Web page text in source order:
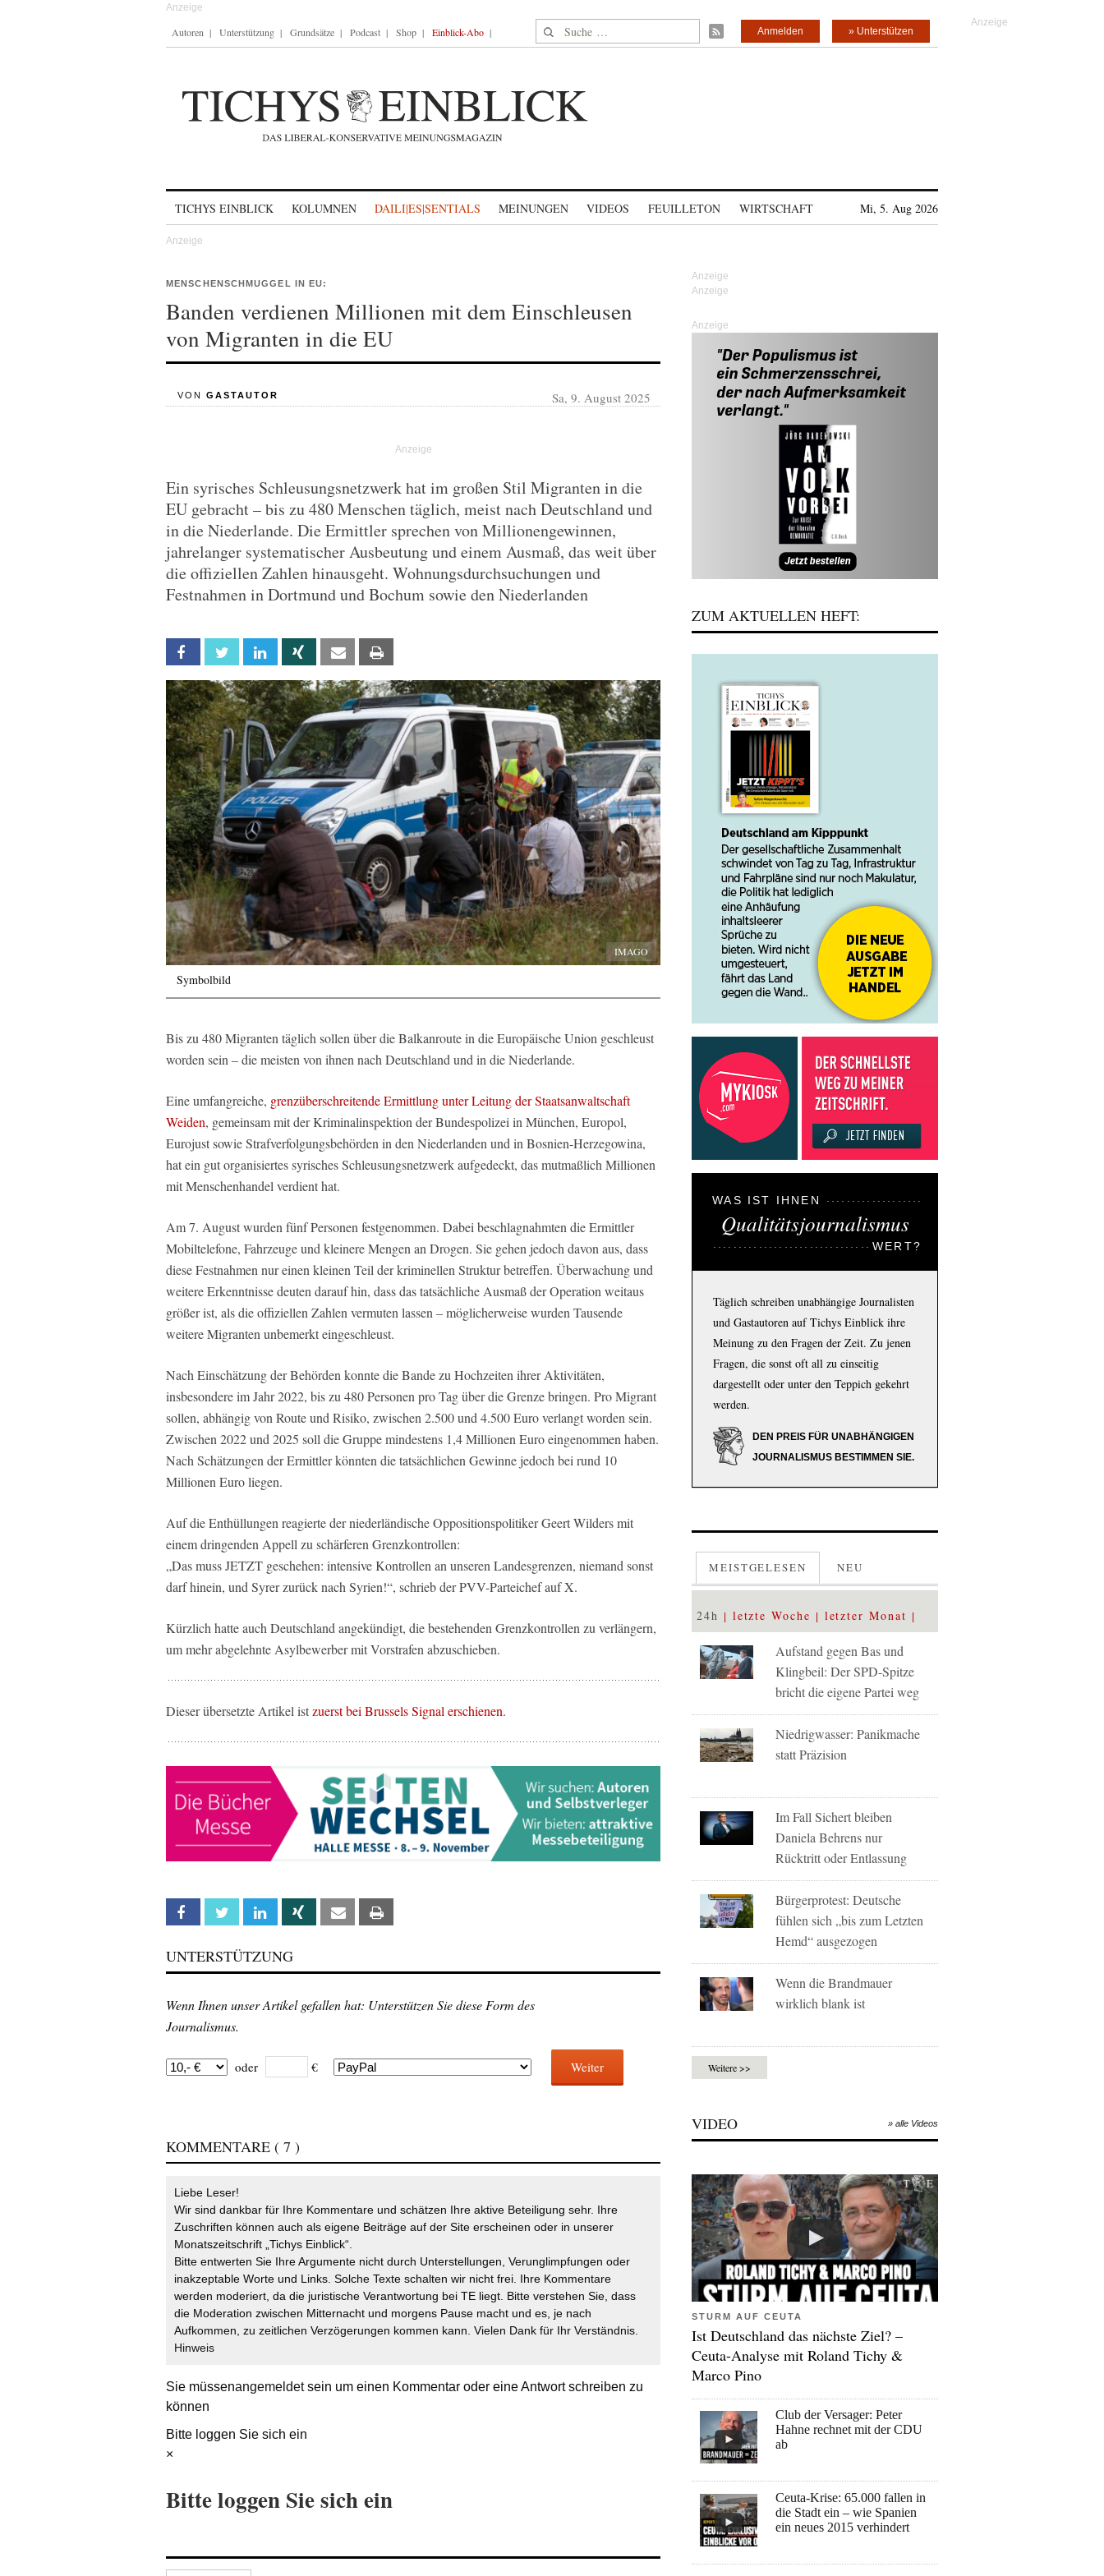
Autoren Unterstützung Grundsätze Podcast Shop Einblick-Abo Suche nach: » Unterstützen
Anmelden
TICHYS EINBLICK KOLUMNEN DAILI|ES|SENTIALS MEINUNGEN VIDEOS FEUILLETON WIRTSCHAFT Mi, 5. Aug 2026
MENSCHENSCHMUGGEL IN EU:
Banden verdienen Millionen mit dem Einschleusen
von Migranten in die EU
VON GASTAUTOR Sa, 9. August 2025
Ein syrisches Schleusungsnetzwerk hat im großen Stil Migranten in die
EU gebracht – bis zu 480 Menschen täglich, meist nach Deutschland und
in die Niederlande. Die Ermittler sprechen von Millionengewinnen,
jahrelanger systematischer Ausbeutung und einem Ausmaß, das weit über
die offiziellen Zahlen hinausgeht. Wohnungsdurchsuchungen und
Festnahmen in Dortmund und Bochum sowie den Niederlanden
Facebook Twitter Linkedin Xing Email
IMAGO
Symbolbild
Bis zu 480 Migranten täglich sollen über die Balkanroute in die Europäische Union geschleust
worden sein – die meisten von ihnen nach Deutschland und in die Niederlande.
Eine umfangreiche, grenzüberschreitende Ermittlung unter Leitung der Staatsanwaltschaft
Weiden, gemeinsam mit der Kriminalinspektion der Bundespolizei in München, Europol,
Eurojust sowie Strafverfolgungsbehörden in den Niederlanden und in Bosnien-Herzegowina,
hat ein gut organisiertes syrisches Schleusungsnetzwerk aufgedeckt, das mutmaßlich Millionen
mit Menschenhandel verdient hat.
Am 7. August wurden fünf Personen festgenommen. Dabei beschlagnahmten die Ermittler
Mobiltelefone, Fahrzeuge und kleinere Mengen an Drogen. Sie gehen jedoch davon aus, dass
diese Festnahmen nur einen kleinen Teil der kriminellen Struktur betreffen. Überwachung und
weitere Erkenntnisse deuten darauf hin, dass das tatsächliche Ausmaß der Operation weitaus
größer ist, als die offiziellen Zahlen vermuten lassen – möglicherweise wurden Tausende
weitere Migranten unbemerkt eingeschleust.
Nach Einschätzung der Behörden konnte die Bande zu Hochzeiten ihrer Aktivitäten,
insbesondere im Jahr 2022, bis zu 480 Personen pro Tag über die Grenze bringen. Pro Migrant
sollen, abhängig von Route und Risiko, zwischen 2.500 und 4.500 Euro verlangt worden sein.
Zwischen 2022 und 2025 soll die Gruppe mindestens 1,4 Millionen Euro eingenommen haben.
Nach Schätzungen der Ermittler könnten die tatsächlichen Gewinne jedoch bei rund 10
Millionen Euro liegen.
Auf die Enthüllungen reagierte der niederländische Oppositionspolitiker Geert Wilders mit
einem dringenden Appell zu schärferen Grenzkontrollen:
„Das muss JETZT geschehen: intensive Kontrollen an unseren Landesgrenzen, niemand sonst
darf hinein, und Syrer zurück nach Syrien!“, schrieb der PVV-Parteichef auf X.
Kürzlich hatte auch Deutschland angekündigt, die bestehenden Grenzkontrollen zu verlängern,
um mehr abgelehnte Asylbewerber mit Vorstrafen abzuschieben.
Dieser übersetzte Artikel istzuerst bei Brussels Signal erschienen.
Facebook Twitter Linkedin Xing Email
UNTERSTÜTZUNG
Wenn Ihnen unser Artikel gefallen hat: Unterstützen Sie diese Form des
Journalismus.
oder € Weiter
KOMMENTARE ( 7 )
Liebe Leser!
Wir sind dankbar für Ihre Kommentare und schätzen Ihre aktive Beteiligung sehr. Ihre
Zuschriften können auch als eigene Beiträge auf der Site erscheinen oder in unserer
Monatszeitschrift „Tichys Einblick“.
Bitte entwerten Sie Ihre Argumente nicht durch Unterstellungen, Verunglimpfungen oder
inakzeptable Worte und Links. Solche Texte schalten wir nicht frei. Ihre Kommentare
werden moderiert, da die juristische Verantwortung bei TE liegt. Bitte verstehen Sie, dass
die Moderation zwischen Mitternacht und morgens Pause macht und es, je nach
Aufkommen, zu zeitlichen Verzögerungen kommen kann. Vielen Dank für Ihr Verständnis.
Hinweis
Sie müssenangemeldetsein um einen Kommentar oder eine Antwort schreiben zu
können
Bitte loggen Sie sich ein
×
Bitte loggen Sie sich ein
Anzeige
ZUM AKTUELLEN HEFT:
WAS IST IHNEN
Qualitätsjournalismus
WERT?
Täglich schreiben unabhängige Journalisten
und Gastautoren auf Tichys Einblick ihre
Meinung zu den Fragen der Zeit. Zu jenen
Fragen, die sonst oft all zu einseitig
dargestellt oder unter den Teppich gekehrt
werden.
DEN PREIS FÜR UNABHÄNGIGEN
JOURNALISMUS BESTIMMEN SIE.
MEISTGELESEN NEU
24h letzte Woche letzter Monat
Aufstand gegen Bas und
Klingbeil: Der SPD-Spitze
bricht die eigene Partei weg
Niedrigwasser: Panikmache
statt Präzision
Im Fall Sichert bleiben
Daniela Behrens nur
Rücktritt oder Entlassung
Bürgerprotest: Deutsche
fühlen sich „bis zum Letzten
Hemd“ ausgezogen
Wenn die Brandmauer
wirklich blank ist
Weitere >>
VIDEO » alle Videos
STURM AUF CEUTA
Ist Deutschland das nächste Ziel? –
Ceuta-Analyse mit Roland Tichy &
Marco Pino
Club der Versager: Peter
Hahne rechnet mit der CDU
ab
Ceuta-Krise: 65.000 fallen in
die Stadt ein – wie Spanien
ein neues 2015 verhindert